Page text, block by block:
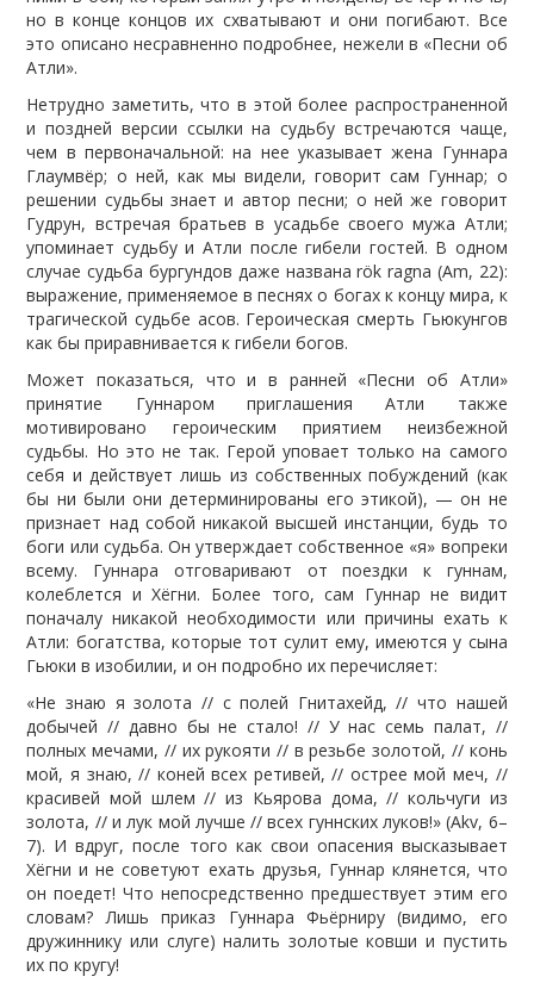
но в конце концов их схватывают и они погибают. Все
это описано несравненно подробнее, нежели в «Песни об
Атли».
Нетрудно заметить, что в этой более распространенной
и поздней версии ссылки на судьбу встречаются чаще,
чем в первоначальной: на нее указывает жена Гуннара
Глаумвёр; о ней, как мы видели, говорит сам Гуннар; о
решении судьбы знает и автор песни; о ней же говорит
Гудрун, встречая братьев в усадьбе своего мужа Атли;
упоминает судьбу и Атли после гибели гостей. В одном
случае судьба бургундов даже названа rök ragna (Am, 22):
выражение, применяемое в песнях о богах к концу мира, к
трагической судьбе асов. Героическая смерть Гьюкунгов
как бы приравнивается к гибели богов.
Может показаться, что и в ранней «Песни об Атли»
принятие Гуннаром приглашения Атли также
мотивировано героическим приятием неизбежной
судьбы. Но это не так. Герой уповает только на самого
себя и действует лишь из собственных побуждений (как
бы ни были они детерминированы его этикой), — он не
признает над собой никакой высшей инстанции, будь то
боги или судьба. Он утверждает собственное «я» вопреки
всему. Гуннара отговаривают от поездки к гуннам,
колеблется и Хёгни. Более того, сам Гуннар не видит
поначалу никакой необходимости или причины ехать к
Атли: богатства, которые тот сулит ему, имеются у сына
Гьюки в изобилии, и он подробно их перечисляет:
«Не знаю я золота // с полей Гнитахейд, // что нашей
добычей // давно бы не стало! // У нас семь палат, //
полных мечами, // их рукояти // в резьбе золотой, // конь
мой, я знаю, // коней всех ретивей, // острее мой меч, //
красивей мой шлем // из Кьярова дома, // кольчуги из
золота, // и лук мой лучше // всех гуннских луков!» (Akv, 6–
7). И вдруг, после того как свои опасения высказывает
Хёгни и не советуют ехать друзья, Гуннар клянется, что
он поедет! Что непосредственно предшествует этим его
словам? Лишь приказ Гуннара Фьёрниру (видимо, его
дружиннику или слуге) налить золотые ковши и пустить
их по кругу!